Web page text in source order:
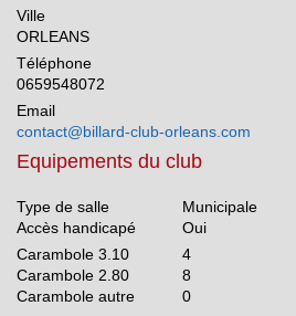
Ville
ORLEANS
Téléphone
0659548072
Email
contact@billard-club-orleans.com
Equipements du club
Type de salle
Municipale
Accès handicapé
Oui
Carambole 3.10
4
Carambole 2.80
8
Carambole autre
0